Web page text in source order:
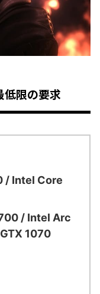
低限の要求
/ Intel Core
/ Intel Arc
1070